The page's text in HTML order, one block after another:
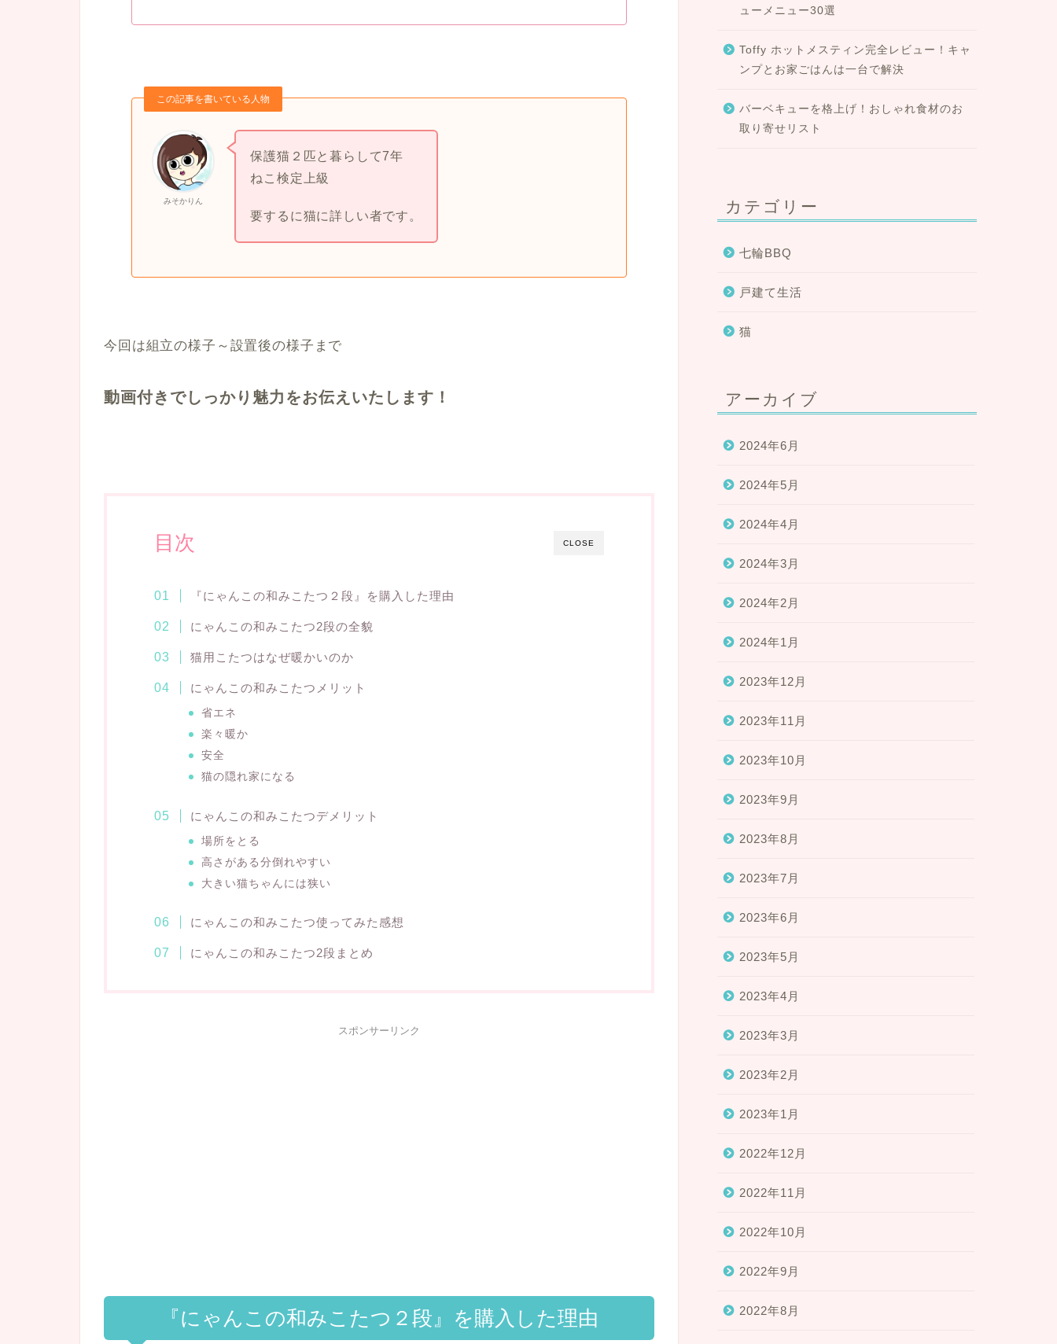
この記事を書いている人物
みそかりん
保護猫２匹と暮らして7年
ねこ検定上級
要するに猫に詳しい者です。
今回は組立の様子～設置後の様子まで
動画付きでしっかり魅力をお伝えいたします！
CLOSE
目次
『にゃんこの和みこたつ２段』を購入した理由
にゃんこの和みこたつ2段の全貌
猫用こたつはなぜ暖かいのか
にゃんこの和みこたつメリット
省エネ
楽々暖か
安全
猫の隠れ家になる
にゃんこの和みこたつデメリット
場所をとる
高さがある分倒れやすい
大きい猫ちゃんには狭い
にゃんこの和みこたつ使ってみた感想
にゃんこの和みこたつ2段まとめ
スポンサーリンク
『にゃんこの和みこたつ２段』を購入した理由
ューメニュー30選
Toffy ホットメスティン完全レビュー！キャ
ンプとお家ごはんは一台で解決
バーベキューを格上げ！おしゃれ食材のお
取り寄せリスト
カテゴリー
七輪BBQ
戸建て生活
猫
アーカイブ
2024年6月
2024年5月
2024年4月
2024年3月
2024年2月
2024年1月
2023年12月
2023年11月
2023年10月
2023年9月
2023年8月
2023年7月
2023年6月
2023年5月
2023年4月
2023年3月
2023年2月
2023年1月
2022年12月
2022年11月
2022年10月
2022年9月
2022年8月